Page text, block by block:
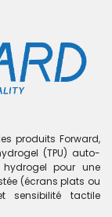
articles trouvés.
aucun
Redmi Note 10S.
produits Forward,
(TPU) auto-
pour une
(écrans plats ou
sensibilité tactile